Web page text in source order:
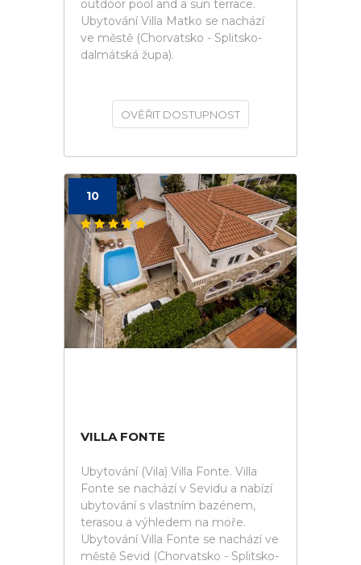
outdoor pool and a sun terrace.
Ubytování Villa Matko se nachází
ve městě (Chorvatsko - Splitsko-
dalmátská župa).
OVĚŘIT DOSTUPNOST
10
VILLA FONTE
Ubytování (Vila) Villa Fonte. Villa
Fonte se nachází v Sevidu a nabízí
ubytování s vlastním bazénem,
terasou a výhledem na moře.
Ubytování Villa Fonte se nachází ve
městě Sevid (Chorvatsko - Splitsko-